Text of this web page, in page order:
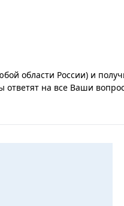
области России) и
ответят на все Ваши